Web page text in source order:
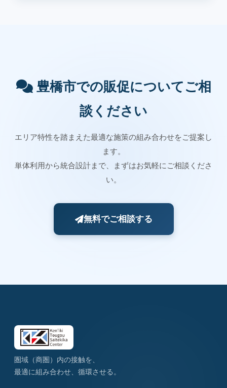
豊橋市での販促についてご相
談ください
エリア特性を踏まえた最適な施策の組み合わせをご提案し
ます。
単体利用から統合設計まで、まずはお気軽にご相談くださ
い。
無料でご相談する
圏域（商圏）内の接触を、
最適に組み合わせ、循環させる。